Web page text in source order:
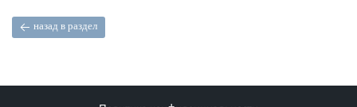
назад в раздел